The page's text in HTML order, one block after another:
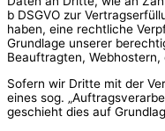
b DSGVO zur
haben, eine rechtliche
Grundlage unserer
Beauftragten, Webhostern,
Sofern wir Dritte mit der
eines sog.
geschieht dies auf